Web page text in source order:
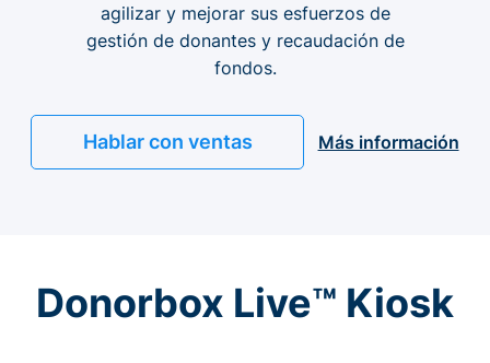
agilizar y mejorar sus esfuerzos de
gestión de donantes y recaudación de
fondos.
Hablar con ventas Más información
Donorbox Live™ Kiosk